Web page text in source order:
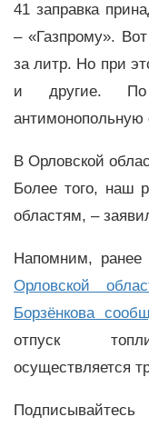
41 заправка
– «Газпрому».
за литр. Но при
и другие.
антимонопольную
В Орловской
Более того, наш
областям, –
Напомним, ранее
Орловской
Борзёнкова
отпуск
осуществляется